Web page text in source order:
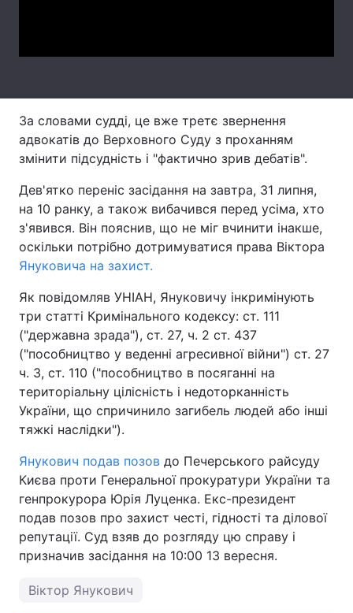
Тема оформлення
За словами судді, це вже третє звернення
адвокатів до Верховного Суду з проханням
змінити підсудність і "фактично зрив дебатів".
Дев'ятко переніс засідання на завтра, 31 липня,
на 10 ранку, а також вибачився перед усіма, хто
з'явився. Він пояснив, що не міг вчинити інакше,
оскільки потрібно дотримуватися права Віктора
Януковича на захист.
Як повідомляв УНІАН, Януковичу інкримінують
три статті Кримінального кодексу: ст. 111
("державна зрада"), ст. 27, ч. 2 ст. 437
("пособництво у веденні агресивної війни") ст. 27
ч. 3, ст. 110 ("пособництво в посяганні на
територіальну цілісність і недоторканність
України, що спричинило загибель людей або інші
тяжкі наслідки").
Янукович подав позов до Печерського райсуду
Києва проти Генеральної прокуратури України та
генпрокурора Юрія Луценка. Екс-президент
подав позов про захист честі, гідності та ділової
репутації. Суд взяв до розгляду цю справу і
призначив засідання на 10:00 13 вересня.
Віктор Янукович